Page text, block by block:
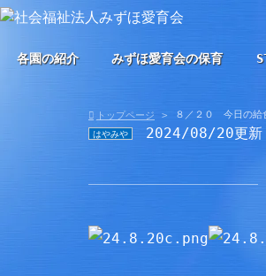
各園の紹介 みずほ愛育会の保育
トップページ ８／２０ 今日の給
はやみや 2024/08/20更新